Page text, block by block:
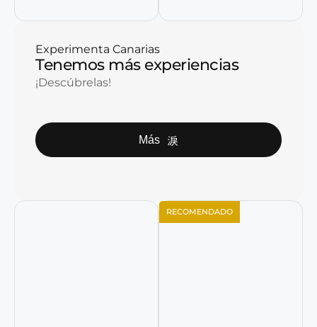
Experimenta Canarias
Tenemos más experiencias
¡Descúbrelas!
Más
RECOMENDADO